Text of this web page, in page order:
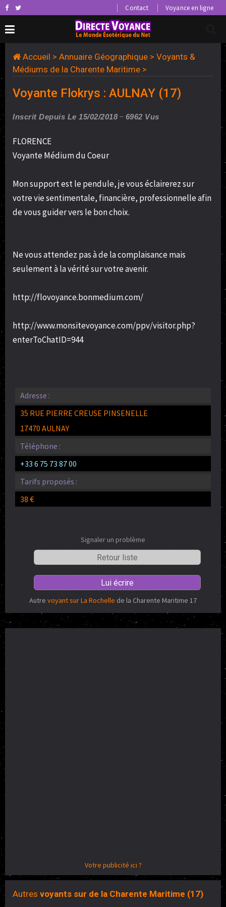
Contact Voyance en ligne
Accueil > Annuaire Géographique > Voyants &
Médiums de la Charente Maritime >
Voyante Flokrys : AULNAY (17)
Inscrit Depuis Le 15/02/2018 6962 Vus
FLORENCE
Voyante Médium du Coeur
Mon support est le pendule, je vous éclairerez sur
votre vie sentimentale, financière, professionnelle afin
de vous guider vers le bon choix.
Ne vous attendez pas à de la complaisance mais
seulement à la vérité sur votre avenir.
http://flovoyance.bonmedium.com/
http://www.monsitevoyance.com/ppv/visitor.php?
enterToChatID=944
Adresse :
35 RUE PIERRE CREUSE PINSENELLE
17470 AULNAY
Téléphone :
+33 6 75 73 87 00
Tarifs proposés :
38 €
Signaler un problème
Retour liste
Lui écrire
Autre voyant sur La Rochelle de la Charente Maritime 17
Votre publicité ici ?
Autres voyants sur de la Charente Maritime (17)